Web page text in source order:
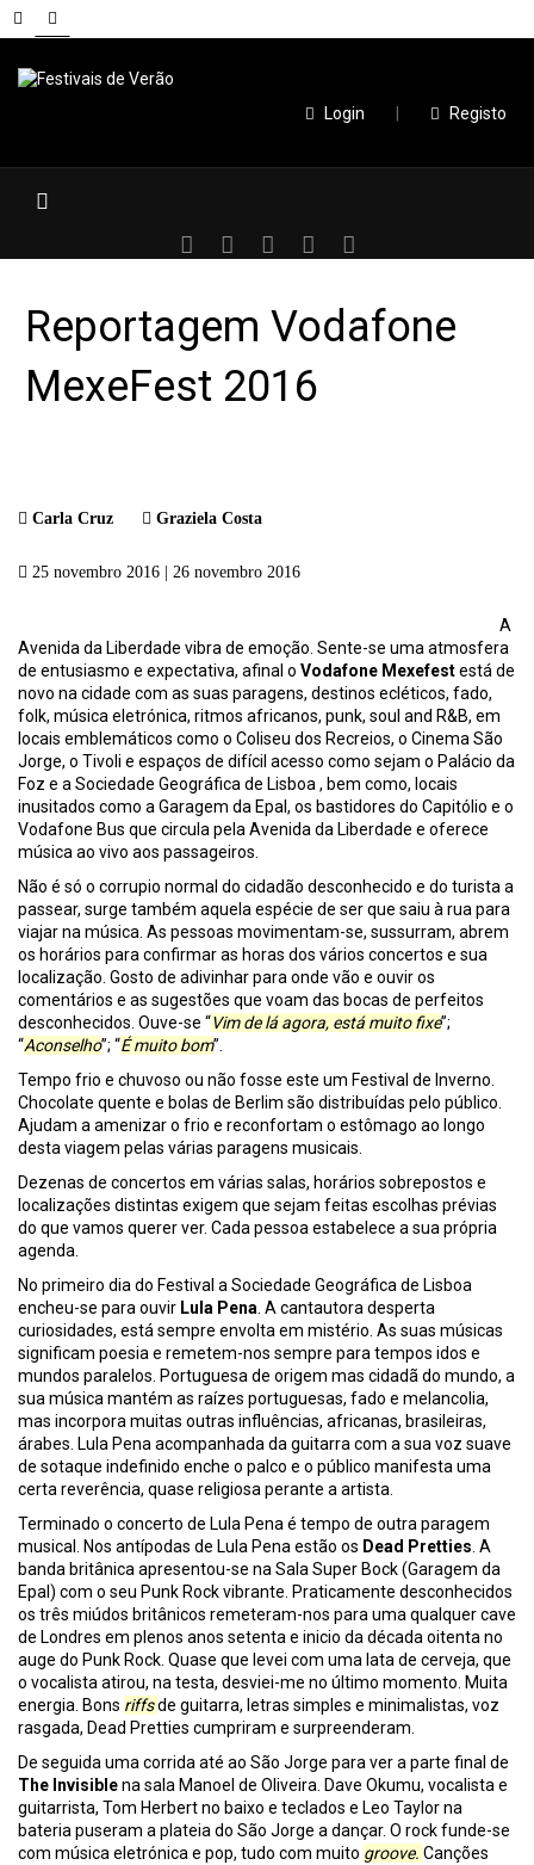
Login Registo
Reportagem Vodafone
MexeFest 2016
Carla Cruz Graziela Costa
25 novembro 2016 | 26 novembro 2016
A
Avenida da Liberdade vibra de emoção. Sente-se uma atmosfera
de entusiasmo e expectativa, afinal o Vodafone Mexefestestá de
novo na cidade com as suas paragens, destinos ecléticos, fado,
folk, música eletrónica, ritmos africanos, punk, soul and R&B, em
locais emblemáticos como o Coliseu dos Recreios, o Cinema São
Jorge, o Tivoli e espaços de difícil acesso como sejam o Palácio da
Foz e a Sociedade Geográfica de Lisboa , bem como, locais
inusitados como a Garagem da Epal, os bastidores do Capitólio e o
Vodafone Bus que circula pela Avenida da Liberdade e oferece
música ao vivo aos passageiros.
Não é só o corrupio normal do cidadão desconhecido e do turista a
passear, surge também aquela espécie de ser que saiu à rua para
viajar na música. As pessoas movimentam-se, sussurram, abrem
os horários para confirmar as horas dos vários concertos e sua
localização. Gosto de adivinhar para onde vão e ouvir os
comentários e as sugestões que voam das bocas de perfeitos
desconhecidos. Ouve-se “Vim de lá agora, está muito fixe”;
“Aconselho”; “É muito bom”.
Tempo frio e chuvoso ou não fosse este um Festival de Inverno.
Chocolate quente e bolas de Berlim são distribuídas pelo público.
Ajudam a amenizar o frio e reconfortam o estômago ao longo
desta viagem pelas várias paragens musicais.
Dezenas de concertos em várias salas, horários sobrepostos e
localizações distintas exigem que sejam feitas escolhas prévias
do que vamos querer ver. Cada pessoa estabelece a sua própria
agenda.
No primeiro dia do Festival a Sociedade Geográfica de Lisboa
encheu-se para ouvir Lula Pena . A cantautora desperta
curiosidades, está sempre envolta em mistério. As suas músicas
significam poesia e remetem-nos sempre para tempos idos e
mundos paralelos. Portuguesa de origem mas cidadã do mundo, a
sua música mantém as raízes portuguesas, fado e melancolia,
mas incorpora muitas outras influências, africanas, brasileiras,
árabes. Lula Pena acompanhada da guitarra com a sua voz suave
de sotaque indefinido enche o palco e o público manifesta uma
certa reverência, quase religiosa perante a artista.
Terminado o concerto de Lula Pena é tempo de outra paragem
musical. Nos antípodas de Lula Pena estão os Dead Pretties . A
banda britânica apresentou-se na Sala Super Bock (Garagem da
Epal) com o seu Punk Rock vibrante. Praticamente desconhecidos
os três miúdos britânicos remeteram-nos para uma qualquer cave
de Londres em plenos anos setenta e inicio da década oitenta no
auge do Punk Rock. Quase que levei com uma lata de cerveja, que
o vocalista atirou, na testa, desviei-me no último momento. Muita
energia. Bons riffsde guitarra, letras simples e minimalistas, voz
rasgada, Dead Pretties cumpriram e surpreenderam.
De seguida uma corrida até ao São Jorge para ver a parte final de
The Invisiblena sala Manoel de Oliveira. Dave Okumu, vocalista e
guitarrista, Tom Herbert no baixo e teclados e Leo Taylor na
bateria puseram a plateia do São Jorge a dançar. O rock funde-se
com música eletrónica e pop, tudo com muito groove. Canções